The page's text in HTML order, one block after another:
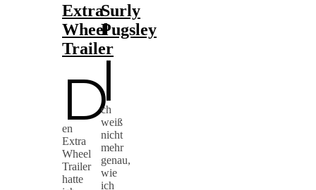
Extra
Wheel
Trailer
D
en
Extra
Wheel
Trailer
hatte
Surly
Pugsley
I
ch
weiß
nicht
mehr
genau,
wie
ich